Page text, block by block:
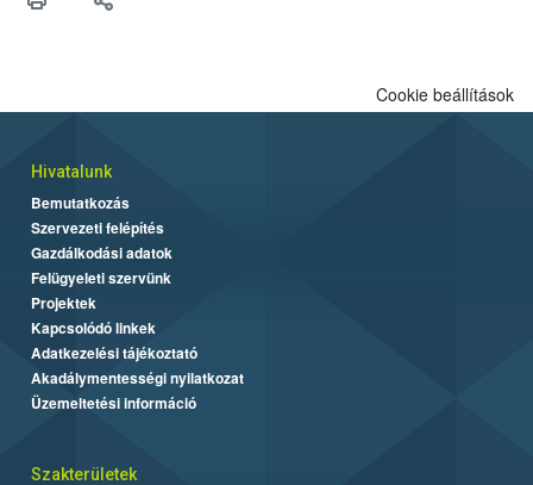
Cookie beállítások
Hivatalunk
Bemutatkozás
Szervezeti felépítés
Gazdálkodási adatok
Felügyeleti szervünk
Projektek
Kapcsolódó linkek
Adatkezelési tájékoztató
Akadálymentességi nyilatkozat
Üzemeltetési információ
Szakterületek